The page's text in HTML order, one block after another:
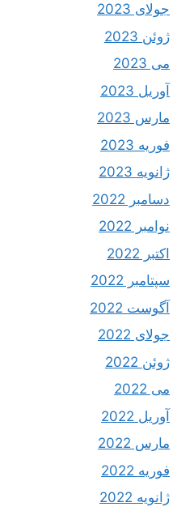
جولای 2023
ژوئن 2023
می 2023
آوریل 2023
مارس 2023
فوریه 2023
ژانویه 2023
دسامبر 2022
نوامبر 2022
اکتبر 2022
سپتامبر 2022
آگوست 2022
جولای 2022
ژوئن 2022
می 2022
آوریل 2022
مارس 2022
فوریه 2022
ژانویه 2022